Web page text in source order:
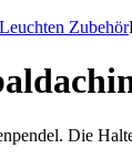
Zubehör
Die